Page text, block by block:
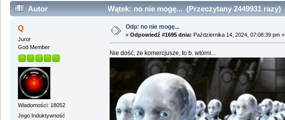
Autor Wątek: no nie mogę... (Przeczytany 2449931 razy)
Q
Juror
God Member
Wiadomości: 18052
Jego Induktywność
Odp: no nie mogę...
« Odpowiedź #1695 dnia: Października 14, 2024, 07:08:39 pm »
Nie dość, że komercjusze, to b. wtórni...